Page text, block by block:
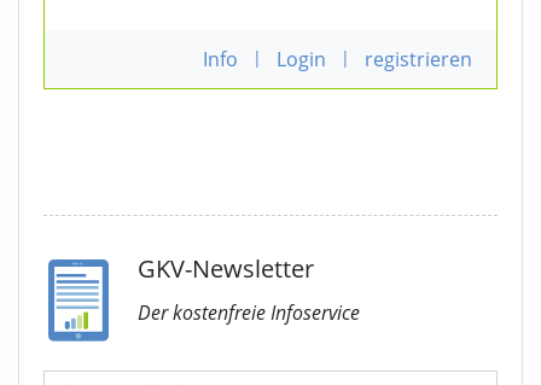
Info | Login | registrieren
GKV-Newsletter
Der kostenfreie Infoservice